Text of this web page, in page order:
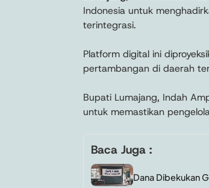
Indonesia untuk
terintegrasi.
Platform digital ini
pertambangan di daerah
Bupati Lumajang, Indah
untuk memastikan
Baca Juga :
Dana Dibekukan